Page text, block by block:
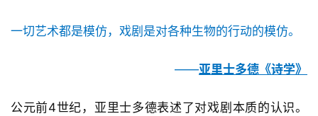
一切艺术都是模仿，戏剧是对各种生物的行动的模仿。
——亚里士多德 《诗学》
公元前4世纪，亚里士多德表述了对戏剧本质的认识。